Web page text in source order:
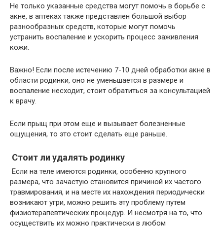
Не только указанные средства могут помочь в борьбе с
акне, в аптеках также представлен большой выбор
разнообразных средств, которые могут помочь
устранить воспаление и ускорить процесс заживления
кожи.
Важно! Если после истечению 7-10 дней обработки акне в
области родинки, оно не уменьшается в размере и
воспаление несходит, стоит обратиться за консультацией
к врачу.
Если прыщ при этом еще и вызывает болезненные
ощущения, то это стоит сделать еще раньше.
Стоит ли удалять родинку
Если на теле имеются родинки, особенно крупного
размера, что зачастую становится причиной их частого
травмирования, и на месте их нахождения периодически
возникают угри, можно решить эту проблему путем
физиотерапевтических процедур. И несмотря на то, что
осуществить их можно практически в любом